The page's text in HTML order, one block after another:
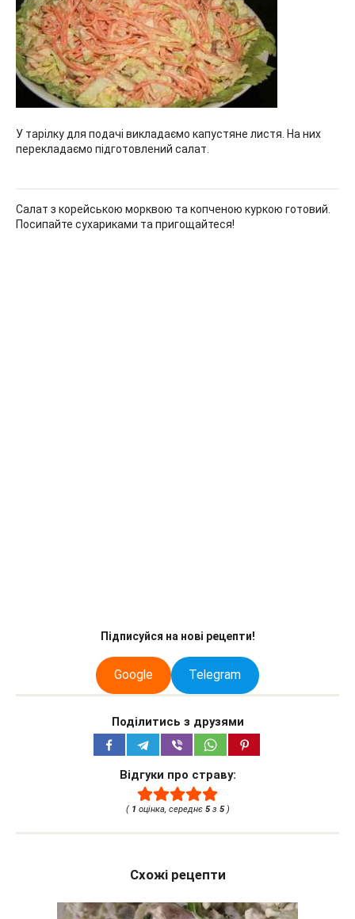
У тарілку для подачі викладаємо капустяне листя. На них
перекладаємо підготовлений салат.
Салат з корейською морквою та копченою куркою готовий.
Посипайте сухариками та пригощайтеся!
Підписуйся на нові рецепти!
Google Telegram
Поділитись з друзями
Відгуки про страву:
( 1 оцінка, середнє 5з 5)
Схожі рецепти